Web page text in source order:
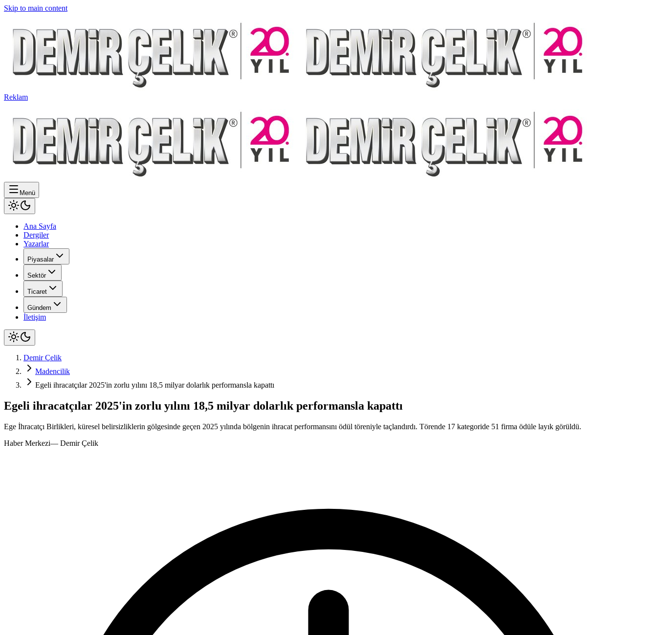
Skip to main content
Reklam
Menü
Ana Sayfa
Dergiler
Yazarlar
Piyasalar
Sektör
Ticaret
Gündem
İletişim
Demir Çelik
Madencilik
Egeli ihracatçılar 2025'in zorlu yılını 18,5 milyar dolarlık performansla kapattı
Egeli ihracatçılar 2025'in zorlu yılını 18,5 milyar dolarlık performansla kapattı
Ege İhracatçı Birlikleri, küresel belirsizliklerin gölgesinde geçen 2025 yılında bölgenin ihracat performansını ödül töreniyle taçlandırdı. Törende 17 kategoride 51 firma ödüle layık görüldü.
Haber Merkezi— Demir Çelik